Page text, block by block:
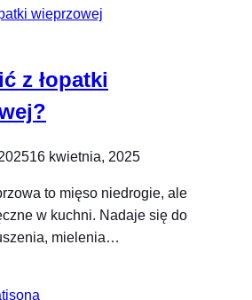
z łopatki
16 kwietnia, 2025
to mięso niedrogie, ale
w kuchni. Nadaje się do
mielenia…